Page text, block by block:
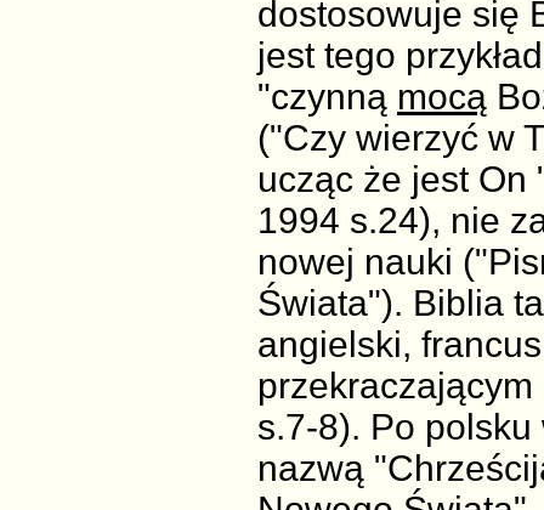
dostosowuje się
jest tego
"czynną mocą
("Czy wierzyć w
ucząc że jest
1994 s.24), nie
nowej nauki
Świata"). Biblia
angielski,
s.7-8). Po
nazwą